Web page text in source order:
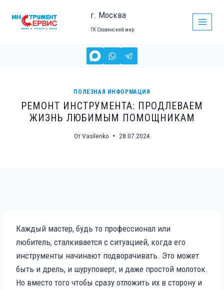
г. Москва
ТК Славянский мир
ПОЛЕЗНАЯ ИНФОРМАЦИЯ
РЕМОНТ ИНСТРУМЕНТА: ПРОДЛЕВАЕМ
ЖИЗНЬ ЛЮБИМЫМ ПОМОЩНИКАМ
ОтVasilenko 28.07.2024
Каждый мастер, будь то профессионал или
любитель, сталкивается с ситуацией, когда его
инструменты начинают подворачивать. Это может
быть и дрель, и шуруповерт, и даже простой молоток.
Но вместо того чтобы сразу отложить их в сторону и